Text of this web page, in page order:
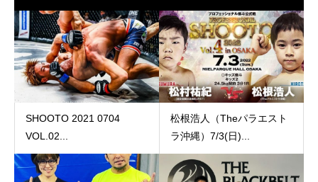
SHOOTO 2021 0704
VOL.02...
松根浩人（Theパラエスト
ラ沖縄）7/3(日)...